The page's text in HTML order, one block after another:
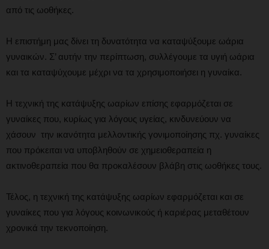
από τις ωοθήκες.
Η επιστήμη μας δίνει τη δυνατότητα να καταψύξουμε ωάρια
γυναικών. Σ’ αυτήν την περίπτωση, συλλέγουμε τα υγιή ωάρια
και τα καταψύχουμε μέχρι να τα χρησιμοποιήσει η γυναίκα.
Η τεχνική της κατάψυξης ωαρίων επίσης εφαρμόζεται σε
γυναίκες που, κυρίως για λόγους υγείας, κινδυνεύουν να
χάσουν την ικανότητα μελλοντικής γονιμοποίησης πχ. γυναίκες
που πρόκειται να υποβληθούν σε χημειοθεραπεία η
ακτινοθεραπεία που θα προκαλέσουν βλάβη στις ωοθήκες τους.
Τέλος, η τεχνική της κατάψυξης ωαρίων εφαρμόζεται και σε
γυναίκες που για λόγους κοινωνικούς ή καριέρας μεταθέτουν
χρονικά την τεκνοποίηση.